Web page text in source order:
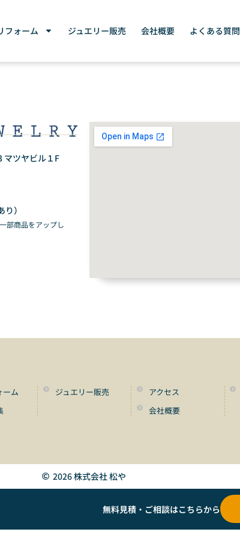
フォーム ジュエリー販売 会社概要 よくある質問
マツヤビル１F
）
部商品をアップし
ーム
ジュエリー販売
アクセス
会社概要
2026 株式会社 松や
無料見積・ご相談はこちらから